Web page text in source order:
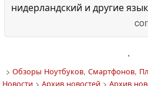
нидерландский и другие
'
> Обзоры Ноутбуков, Смартфонов,
Новости> Архив новостей> Архив